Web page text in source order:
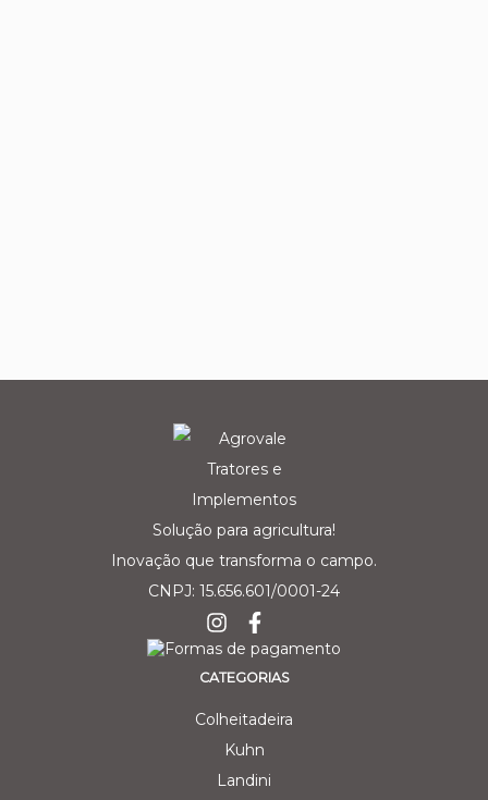
Solução para agricultura!
Inovação que transforma o campo.
CNPJ: 15.656.601/0001-24
CATEGORIAS
Colheitadeira
Kuhn
Landini